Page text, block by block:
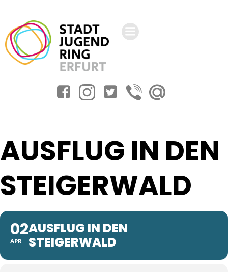
springen
AUSFLUG IN DEN
STEIGERWALD
02
APR
AUSFLUG IN DEN
STEIGERWALD